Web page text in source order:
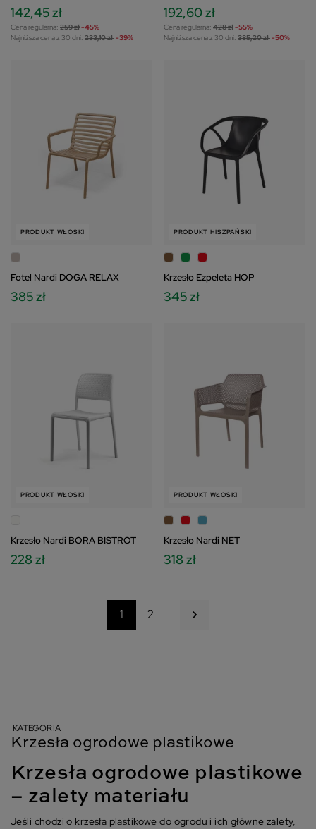
142,45 zł
Cena regularna: 259 zł-45%
Najniższa cena z 30 dni: 233,10 zł-39%
192,60 zł
Cena regularna: 428 zł-55%
Najniższa cena z 30 dni: 385,20 zł-50%
PRODUKT WŁOSKI
Fotel Nardi DOGA RELAX
385 zł
PRODUKT HISZPAŃSKI
Krzesło Ezpeleta HOP
345 zł
PRODUKT WŁOSKI
Krzesło Nardi BORA BISTROT
228 zł
PRODUKT WŁOSKI
Krzesło Nardi NET
318 zł
1 2 Następny

KATEGORIA
Krzesła ogrodowe plastikowe
Krzesła ogrodowe plastikowe
– zalety materiału
Jeśli chodzi o krzesła plastikowe do ogrodu i ich główne zalety,